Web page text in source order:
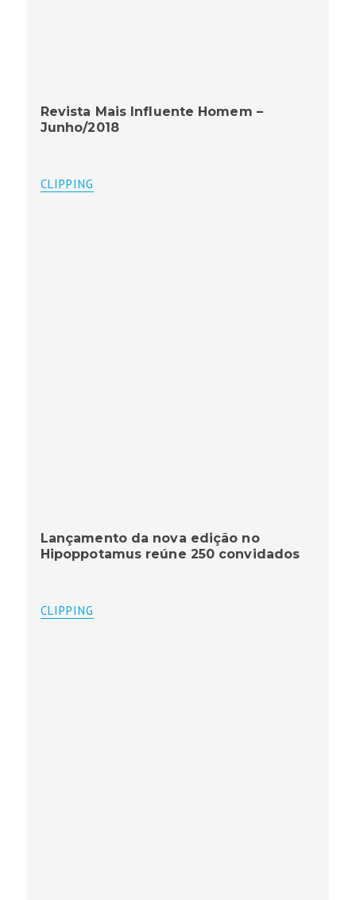
Revista Mais Influente Homem –
Junho/2018
CLIPPING
Lançamento da nova edição no
Hipoppotamus reúne 250 convidados
CLIPPING